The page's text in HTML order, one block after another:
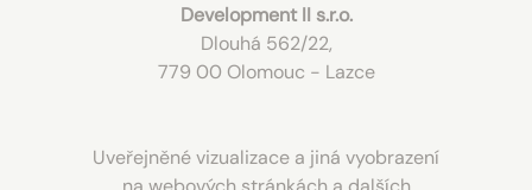
Development II s.r.o.
Dlouhá 562/22,
779 00 Olomouc - Lazce
Uveřejněné vizualizace a jiná vyobrazení